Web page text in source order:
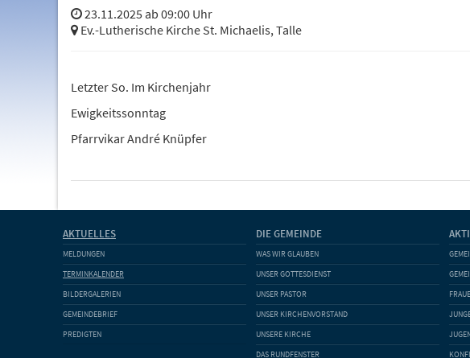
23.11.2025 ab 09:00 Uhr
Ev.-Lutherische Kirche St. Michaelis, Talle
Letzter So. Im Kirchenjahr
Ewigkeitssonntag
Pfarrvikar André Knüpfer
AKTUELLES
MELDUNGEN
TERMINKALENDER
BILDERGALERIEN
GEMEINDEBRIEF
PREDIGTEN
DIE GEMEINDE
WAS WIR GLAUBEN
UNSER GOTTESDIENST
UNSER PASTOR
UNSER KIRCHENVORSTAND
UNSERE KIRCHE
DAS RUNDFENSTER